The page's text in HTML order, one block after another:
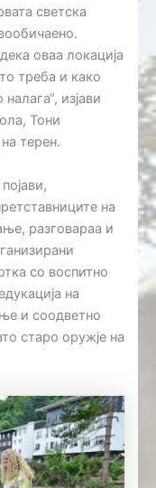
светска
оваа локација
треба и како
изјави
Тони
терен.
на
разговараа и
со воспитно
на
и соодветно
старо оружје на